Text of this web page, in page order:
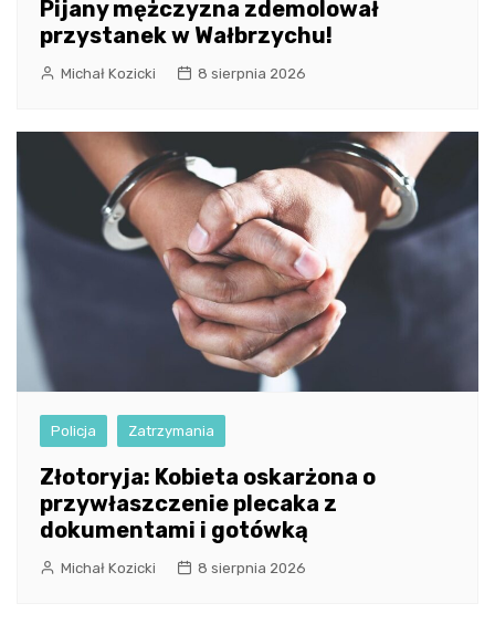
Pijany mężczyzna zdemolował
przystanek w Wałbrzychu!
Michał Kozicki 8 sierpnia 2026
Policja Zatrzymania
Złotoryja: Kobieta oskarżona o
przywłaszczenie plecaka z
dokumentami i gotówką
Michał Kozicki 8 sierpnia 2026